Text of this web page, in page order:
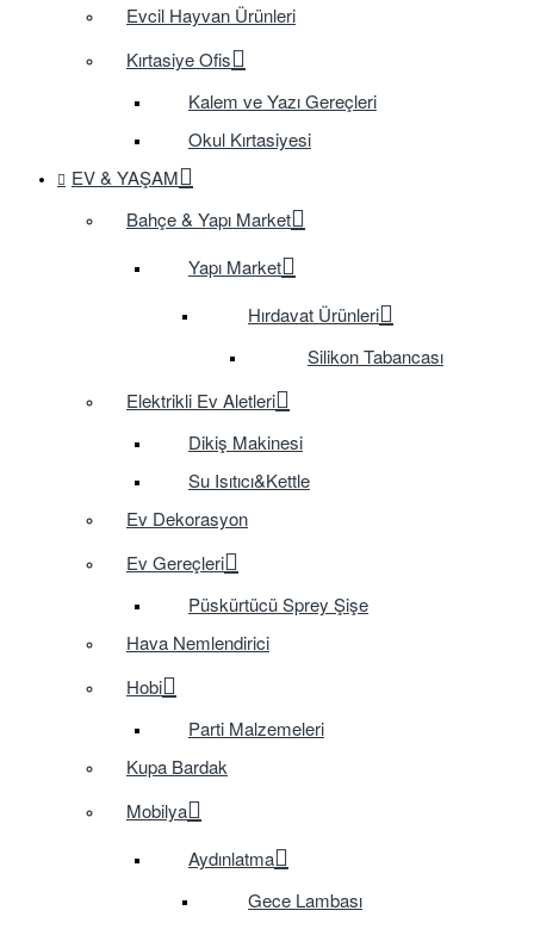
Evcil Hayvan Ürünleri
Kırtasiye Ofis
Kalem ve Yazı Gereçleri
Okul Kırtasiyesi
EV & YAŞAM
Bahçe & Yapı Market
Yapı Market
Hırdavat Ürünleri
Silikon Tabancası
Elektrikli Ev Aletleri
Dikiş Makinesi
Su Isıtıcı&Kettle
Ev Dekorasyon
Ev Gereçleri
Püskürtücü Sprey Şişe
Hava Nemlendirici
Hobi
Parti Malzemeleri
Kupa Bardak
Mobilya
Aydınlatma
Gece Lambası